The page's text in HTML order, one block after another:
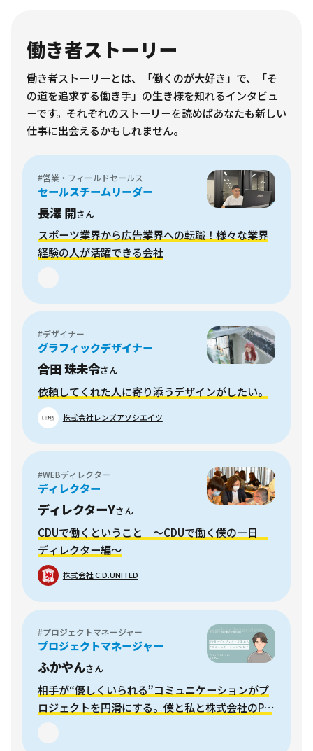
働き者ストーリー
働き者ストーリーとは、「働くのが大好き」で、「そ
の道を追求する働き手」の生き様を知れるインタビュ
ーです。それぞれのストーリーを読めばあなたも新しい
仕事に出会えるかもしれません。
#営業・フィールドセールス
セールスチームリーダー
長澤 開さん
スポーツ業界から広告業界への転職！様々な業界
経験の人が活躍できる会社
#デザイナー
グラフィックデザイナー
合田 珠未令さん
依頼してくれた人に寄り添うデザインがしたい。
株式会社レンズアソシエイツ
#WEBディレクター
ディレクター
ディレクターYさん
CDUで働くということ ～CDUで働く僕の一日
ディレクター編～
株式会社 C.D.UNITED
#プロジェクトマネージャー
プロジェクトマネージャー
ふかやんさん
相手が“優しくいられる”コミュニケーションがプ
ロジェクトを円滑にする。僕と私と株式会社のPM
の仕事の流儀